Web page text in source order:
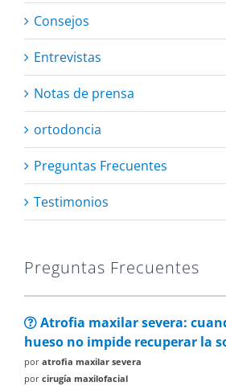
Consejos
Entrevistas
Notas de prensa
ortodoncia
Preguntas Frecuentes
Testimonios
Preguntas Frecuentes
Atrofia maxilar severa:
hueso no impide recuperar la
por atrofia maxilar severa
por cirugía maxilofacial